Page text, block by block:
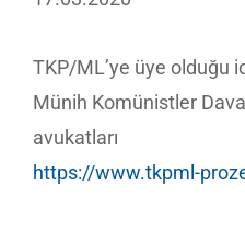
TKP/ML’ye üye olduğu
Münih Komünistler
avukatları
https://www.tkpml-